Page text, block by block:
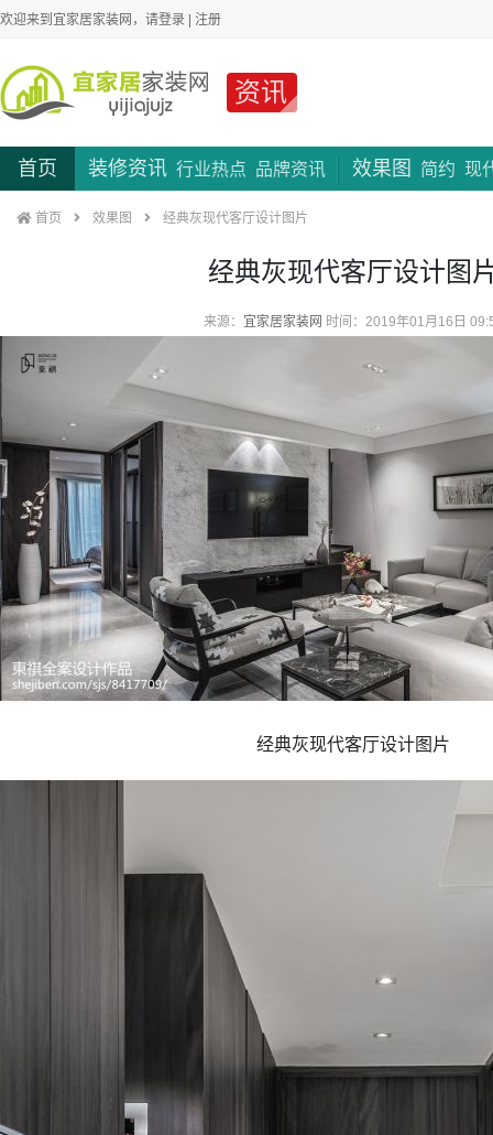
欢迎来到宜家居家装网，请登录 | 注册
资讯
首页 装修资讯 行业热点 品牌资讯 效果图 简约 现
首页 效果图 经典灰现代客厅设计图片
经典灰现代客厅设计图
来源： 宜家居家装网 时间：2019年01月16日
经典灰现代客厅设计图片